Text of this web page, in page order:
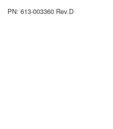
PN: 613-003360 Rev.D